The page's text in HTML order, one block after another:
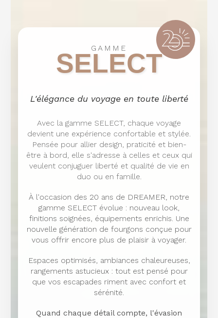
GAMME
SELECT
L'élégance du voyage en toute liberté
Avec la gamme SELECT, chaque voyage
devient une expérience confortable et stylée.
Pensée pour allier design, praticité et bien-
être à bord, elle s'adresse à celles et ceux qui
veulent conjuguer liberté et qualité de vie en
duo ou en famille.
À l'occasion des 20 ans de DREAMER, notre
gamme SELECT évolue : nouveau look,
finitions soignées, équipements enrichis. Une
nouvelle génération de fourgons conçue pour
vous offrir encore plus de plaisir à voyager.
Espaces optimisés, ambiances chaleureuses,
rangements astucieux : tout est pensé pour
que vos escapades riment avec confort et
sérénité.
Quand chaque détail compte, l'évasion